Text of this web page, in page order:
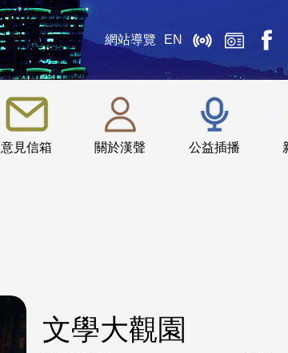
網站導覽 EN
意見信箱 關於漢聲 公益插播
:::
文學大觀園